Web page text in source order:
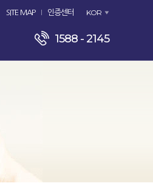
SITE MAP 인증센터 KOR
1588 - 2145